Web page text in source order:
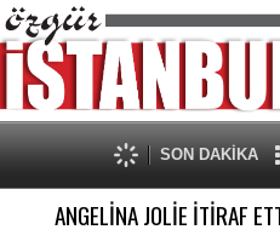
SON DAKİKA
ANGELİNA JOLİE İTİRAF